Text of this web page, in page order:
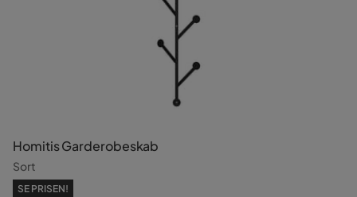
Homitis Garderobeskab
Sort
SE PRISEN!